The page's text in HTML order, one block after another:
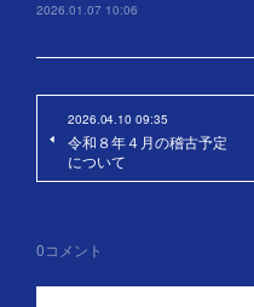
2026.01.07 10:06
2026.04.10 09:35
令和８年４月の稽古予定
について
0コメント